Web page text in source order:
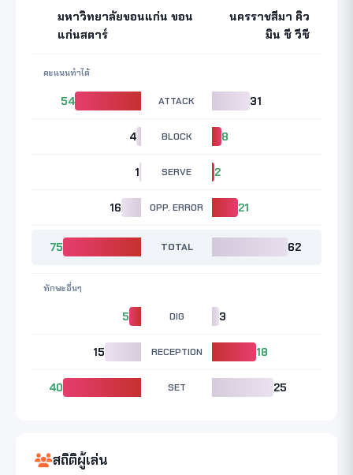
มหาวิทยาลัยขอนแก่น ขอน
แก่นสตาร์
นครราชสีมา คิว
มิน ซี วีซี
คะแนนทำได้
54 ATTACK 31
4 BLOCK 8
1 SERVE 2
16 OPP. ERROR 21
75 TOTAL 62
ทักษะอื่นๆ
5 DIG 3
15 RECEPTION 18
40 SET 25
สถิติผู้เล่น